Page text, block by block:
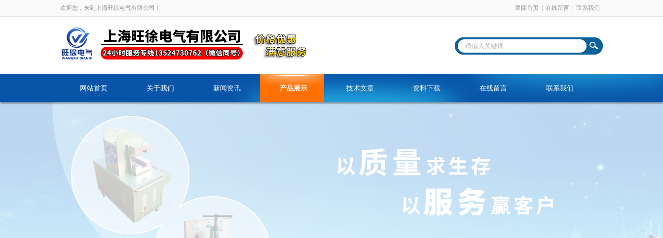
欢迎您，来到上海旺徐电气有限公司！ 返回首页 在线留言 联系我们
网站首页 关于我们 新闻资讯 产品展示 技术文章 资料下载 在线留言 联系我们